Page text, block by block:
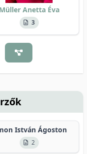
Müller Anetta Éva
3
István Ágoston
2